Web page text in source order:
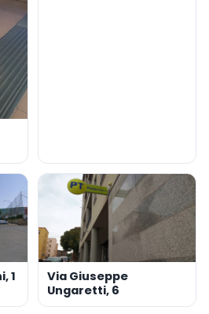
1
Via Giuseppe
Ungaretti, 6